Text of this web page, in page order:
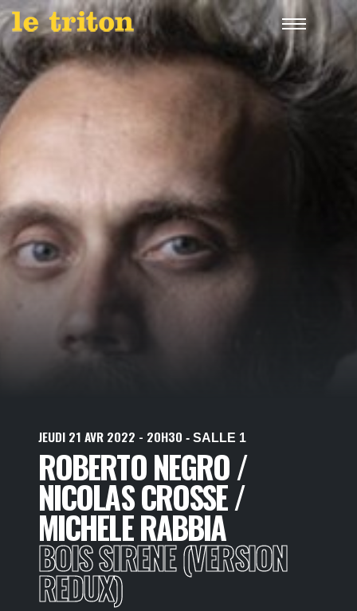
JEUDI 21 AVR 2022 - 20H30 - SALLE 1
ROBERTO NEGRO /
NICOLAS CROSSE /
MICHELE RABBIA
BOIS SIRENE (VERSION
REDUX)